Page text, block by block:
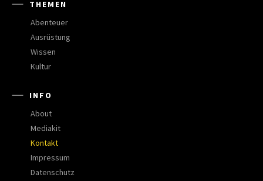
THEMEN
Abenteuer
Ausrüstung
Wissen
Kultur
INFO
About
Mediakit
Kontakt
Impressum
Datenschutz